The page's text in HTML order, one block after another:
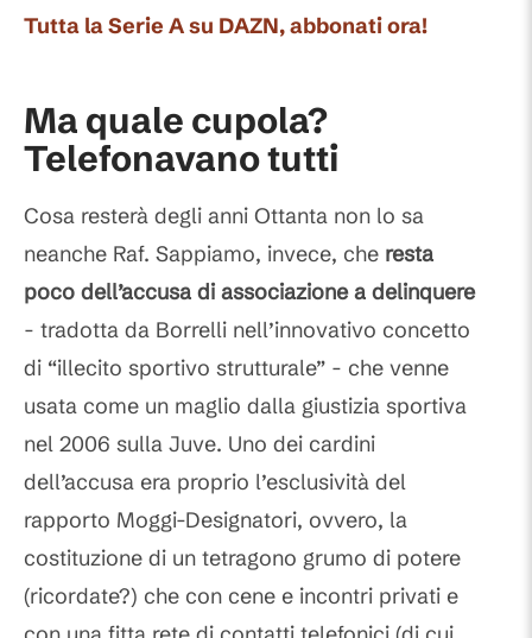
Tutta la Serie A su DAZN, abbonati ora!
Ma quale cupola?
Telefonavano tutti
Cosa resterà degli anni Ottanta non lo sa
neanche Raf. Sappiamo, invece, che resta
poco dell’accusa di associazione a delinquere
- tradotta da Borrelli nell’innovativo concetto
di “illecito sportivo strutturale” - che venne
usata come un maglio dalla giustizia sportiva
nel 2006 sulla Juve. Uno dei cardini
dell’accusa era proprio l’esclusività del
rapporto Moggi-Designatori, ovvero, la
costituzione di un tetragono grumo di potere
(ricordate?) che con cene e incontri privati e